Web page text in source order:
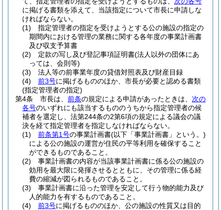
に掲げる書類を添えて、当該指定について市長に申請しな
ければならない。
(1)
指定管理者の指定を受けようとする公の施設の指定の
期間内における管理の業務に関する各年度の事業計画書
及び収支予算書
(2)
定款の写し及び登記事項証明書(法人以外の団体にあ
っては、会則等)
(3)
法人等の前事業年度の貸借対照表及び財産目録
(4)
前3号に掲げるもののほか、市長が必要と認める書類
(指定管理者の指定)
第4条
市長は、 前条の規定による申請があったときは、 次の
各号のいずれにも該当するもののうちから指定管理者の候
補者を選定し、法第244条の2第6項の規定による議会の議
決を経て指定管理者を指定しなければならない。
(1)
前条第1号の事業計画書(以下「事業計画書」という。)
による公の施設の運営が住民の平等利用を確保すること
ができるものであること。
(2)
事業計画書の内容が当該事業計画書に係る公の施設の
効用を最大限に発揮させるとともに、その管理に係る経
費の縮減が図られるものであること。
(3)
事業計画書に沿った管理を安定して行う物的能力及び
人的能力を有するものであること。
(4)
前3号に掲げるもののほか、公の施設の性質又は目的